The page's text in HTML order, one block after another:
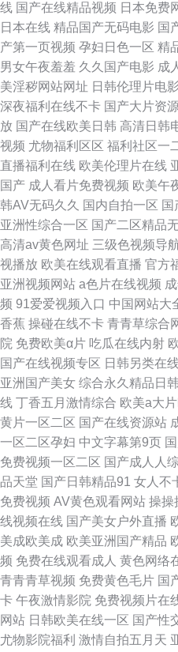
线 国产在线精品视频 日本免费
日本在线 精品国产无码电影 国
产第一页视频 孕妇日色一区 精
男女午夜羞羞 久久国产电影 成
美淫秽网站网址 日韩伦理片电影
深夜福利在线不卡 国产大片资源
放 国产在线欧美日韩 高清日韩
视频 尤物福利区区 福利社区一
直播福利在线 欧美伦理片在线
国产 成人看片免费视频 欧美午
韩AV无码久久 国内自拍一区 国
亚洲性综合一区 国产二区精品
高清av黄色网址 三级色视频导
视播放 欧美在线观看直播 官方
亚洲视频网站 a色片在线视频
频 91爱爱视频入口 中国网站大
香蕉 操碰在线不卡 青青草综合
院 免费欧美α片 吃瓜在线内射
国产在线视频专区 日韩另类在
亚洲国产美女 综合永久精品日韩
线 丁香五月激情综合 欧美a大
黄片一区二区 国产在线资源站
一区二区孕妇 中文字幕第9页
免费视频一区二区 国产成人人
品天堂 国产日韩精品91 女人不
免费视频 AV黄色观看网站 操操
线视频在线 国产美女户外直播
美成欧美成 欧美亚洲国产精品
频 免费在线观看成人 黄色网络
青青青草视频 免费黄色毛片 国
卡 午夜激情影院 免费视频片在
网站 日韩欧美在线一区 国产性
尤物影院福利 激情自拍五月天